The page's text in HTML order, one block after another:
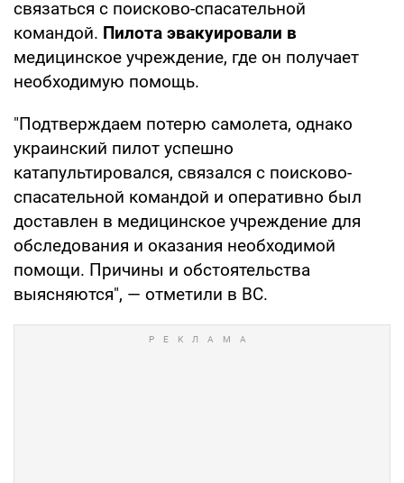
связаться с поисково-спасательной
командой. Пилота эвакуировали в
медицинское учреждение, где он получает
необходимую помощь.
"Подтверждаем потерю самолета, однако
украинский пилот успешно
катапультировался, связался с поисково-
спасательной командой и оперативно был
доставлен в медицинское учреждение для
обследования и оказания необходимой
помощи. Причины и обстоятельства
выясняются", — отметили в ВС.